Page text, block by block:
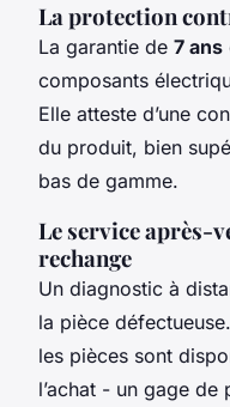
La protection
La garantie de 7 ans
composants
Elle atteste d’une
du produit, bien
bas de gamme.
Le service après-
rechange
Un diagnostic à
la pièce
les pièces sont
l’achat - un gage de